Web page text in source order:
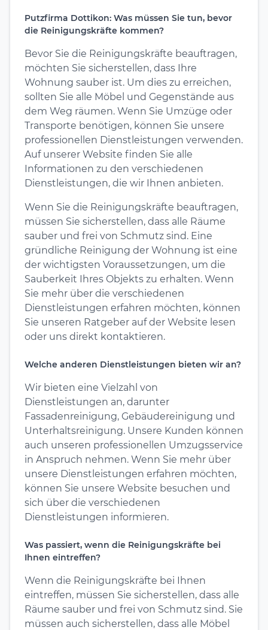
Putzfirma Dottikon: Was müssen Sie tun, bevor
die Reinigungskräfte kommen?
Bevor Sie die Reinigungskräfte beauftragen,
möchten Sie sicherstellen, dass Ihre
Wohnung sauber ist. Um dies zu erreichen,
sollten Sie alle Möbel und Gegenstände aus
dem Weg räumen. Wenn Sie Umzüge oder
Transporte benötigen, können Sie unsere
professionellen Dienstleistungen verwenden.
Auf unserer Website finden Sie alle
Informationen zu den verschiedenen
Dienstleistungen, die wir Ihnen anbieten.
Wenn Sie die Reinigungskräfte beauftragen,
müssen Sie sicherstellen, dass alle Räume
sauber und frei von Schmutz sind. Eine
gründliche Reinigung der Wohnung ist eine
der wichtigsten Voraussetzungen, um die
Sauberkeit Ihres Objekts zu erhalten. Wenn
Sie mehr über die verschiedenen
Dienstleistungen erfahren möchten, können
Sie unseren Ratgeber auf der Website lesen
oder uns direkt kontaktieren.
Welche anderen Dienstleistungen bieten wir an?
Wir bieten eine Vielzahl von
Dienstleistungen an, darunter
Fassadenreinigung, Gebäudereinigung und
Unterhaltsreinigung. Unsere Kunden können
auch unseren professionellen Umzugsservice
in Anspruch nehmen. Wenn Sie mehr über
unsere Dienstleistungen erfahren möchten,
können Sie unsere Website besuchen und
sich über die verschiedenen
Dienstleistungen informieren.
Was passiert, wenn die Reinigungskräfte bei
Ihnen eintreffen?
Wenn die Reinigungskräfte bei Ihnen
eintreffen, müssen Sie sicherstellen, dass alle
Räume sauber und frei von Schmutz sind. Sie
müssen auch sicherstellen, dass alle Möbel